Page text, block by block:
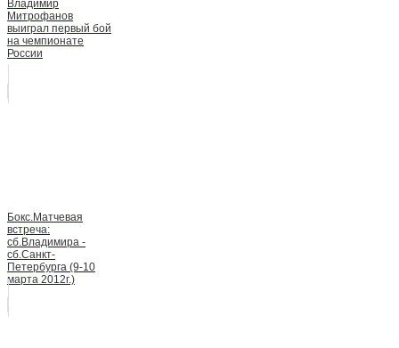
Владимир
Митрофанов
выиграл первый бой
на чемпионате
России
Бокс.Матчевая
встреча:
сб.Владимира -
сб.Cанкт-
Петербурга (9-10
марта 2012г.)